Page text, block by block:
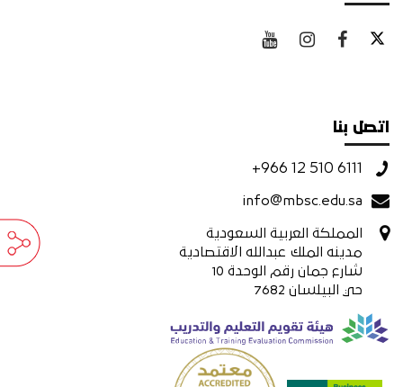
اتصل بنا
+966 12 510 6111
info@mbsc.edu.sa
المملكة العربية السعودية
مدينه الملك عبدالله الاقتصادية
شارع جمان رقم الوحدة 10
حي البيلسان 7682